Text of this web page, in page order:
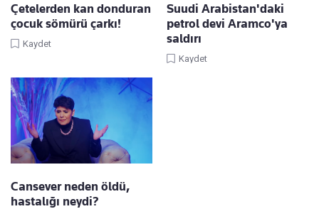
Çetelerden kan donduran
çocuk sömürü çarkı!
Kaydet
Suudi Arabistan'daki
petrol devi Aramco'ya
saldırı
Kaydet
Cansever neden öldü,
hastalığı neydi?